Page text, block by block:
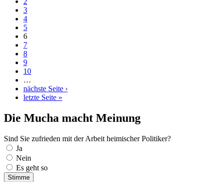
3
4
5
6
7
8
9
10
…
nächste Seite ›
letzte Seite »
Die Mucha macht Meinung
Sind Sie zufrieden mit der Arbeit heimischer Politiker?
Auswahlmöglichkeiten
Ja
Nein
Es geht so